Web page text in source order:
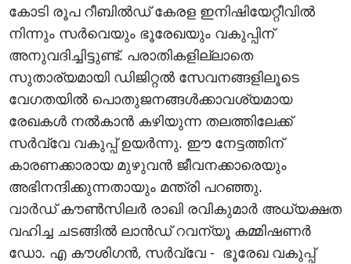
കോടി രൂപ റീബിൽഡ് കേരള ഇനിഷിയേറ്റീവിൽ
നിന്നും സർവെയും ഭൂരേഖയും വകുപ്പിന്
അനുവദിച്ചിട്ടുണ്ട്. പരാതികളില്ലാതെ
സുതാര്യമായി ഡിജിറ്റൽ സേവനങ്ങളിലൂടെ
വേഗതയിൽ പൊതുജനങ്ങൾക്കാവശ്യമായ
രേഖകൾ നൽകാൻ കഴിയുന്ന തലത്തിലേക്ക്
സർവ്വേ വകുപ്പ് ഉയർന്നു. ഈ നേട്ടത്തിന്
കാരണക്കാരായ മുഴുവൻ ജീവനക്കാരെയും
അഭിനന്ദിക്കുന്നതായും മന്ത്രി പറഞ്ഞു.
വാർഡ് കൗൺസിലർ രാഖി രവികുമാർ അധ്യക്ഷത
വഹിച്ച ചടങ്ങിൽ ലാൻഡ് റവന്യൂ കമ്മിഷണർ
ഡോ. എ കൗശിഗൻ, സർവ്വേ - ഭൂരേഖ വകുപ്പ്